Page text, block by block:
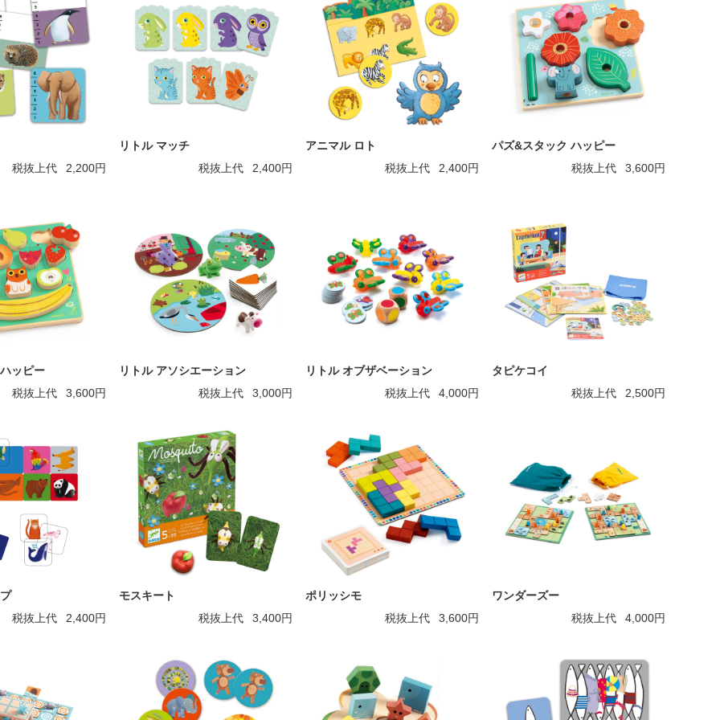
税抜上代 2,200円
リトル マッチ
税抜上代
2,400円
アニマル ロト
税抜上代
2,400円
パズ&スタック ハッピー
税抜上代
3,600円
ッピー
税抜上代
3,600円
リトル アソシエーション
税抜上代
3,000円
リトル オブザベーション
税抜上代
4,000円
タピケコイ
税抜上代
2,500円
税抜上代
2,400円
モスキート
税抜上代
3,400円
ポリッシモ
税抜上代
3,600円
ワンダーズー
税抜上代
4,000円